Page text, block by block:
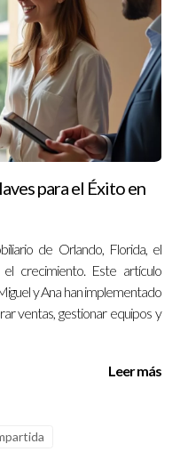
(130) 577-6486
para el Éxito en
de Orlando, Florida, el
crecimiento. Este artículo
y Ana han implementado
ventas, gestionar equipos y
Leer más